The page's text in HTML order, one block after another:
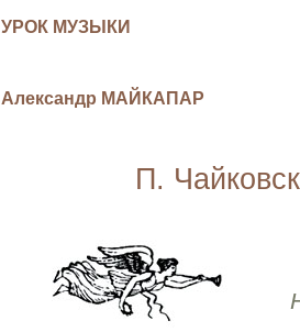
УРОК МУЗЫКИ
Александр МАЙКАПАР
П.